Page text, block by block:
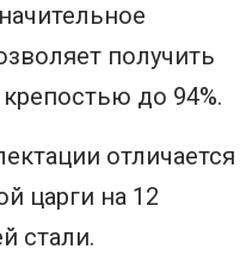
получить
до 94%.
отличается
царги на 12
стали.